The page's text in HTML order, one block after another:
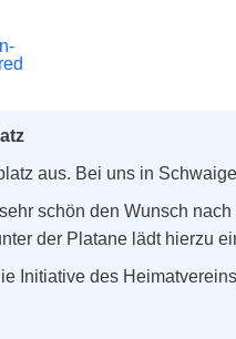
aus. Bei uns in
schön den Wunsch
der Platane lädt hierzu
Initiative des